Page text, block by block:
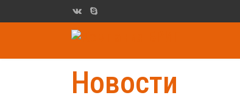
Новости